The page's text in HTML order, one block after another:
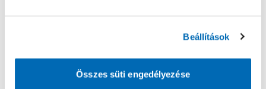
Beállítások
Összes süti engedélyezése